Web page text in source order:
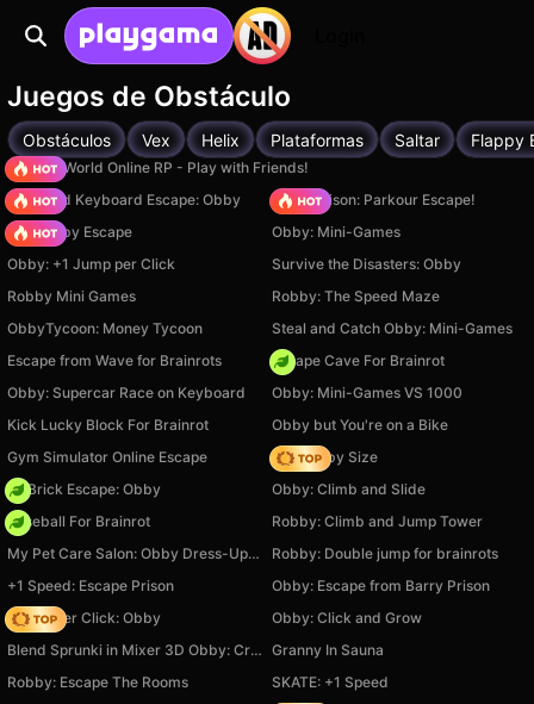
Juegos de Obstáculo
Obstáculos Vex Helix Plataformas Saltar Flappy
Sprunki World Online RP - Play with Friends!
+1 Speed Keyboard Escape: Obby
Barry Prison: Parkour Escape!
Your Obby Escape
Obby: Mini-Games
Obby: +1 Jump per Click
Survive the Disasters: Obby
Robby Mini Games
Robby: The Speed Maze
ObbyTycoon: Money Tycoon
Steal and Catch Obby: Mini-Games
Escape from Wave for Brainrots
Escape Cave For Brainrot
Obby: Supercar Race on Keyboard
Obby: Mini-Games VS 1000
Kick Lucky Block For Brainrot
Obby but You're on a Bike
Gym Simulator Online Escape
Your Obby Size
+1 Brick Escape: Obby
Obby: Climb and Slide
Baseball For Brainrot
Robby: Climb and Jump Tower
My Pet Care Salon: Obby Dress-Up 3D
Robby: Double jump for brainrots
+1 Speed: Escape Prison
Obby: Escape from Barry Prison
Speed per Click: Obby
Obby: Click and Grow
Blend Sprunki in Mixer 3D Obby: Create Your Own Sprunki Granny In Sauna
Robby: Escape The Rooms
SKATE: +1 Speed